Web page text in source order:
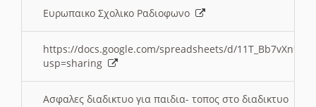
Ευρωπαικο Σχολικο Ραδιοφωνο
https://docs.google.com/spreadsheets/d/
usp=sharing
Ασφαλες διαδικτυο για παιδια- τοπος στο διαδικτυο